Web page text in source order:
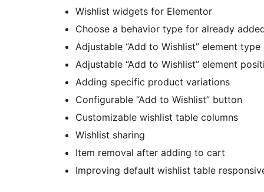
Wishlist widgets for Elementor
Choose a behavior type for already
Adjustable “Add to Wishlist” element type
Adjustable “Add to Wishlist” element
Adding specific product variations
Configurable “Add to Wishlist” button
Customizable wishlist table columns
Wishlist sharing
Item removal after adding to cart
Improving default wishlist table